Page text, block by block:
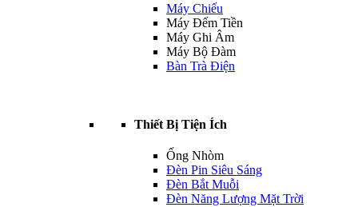
Máy Chiếu
Máy Đếm Tiền
Máy Ghi Âm
Máy Bộ Đàm
Bàn Trà Điện
Thiết Bị Tiện Ích
Ống Nhòm
Đèn Pin Siêu Sáng
Đèn Bắt Muỗi
Đèn Năng Lượng Mặt Trời